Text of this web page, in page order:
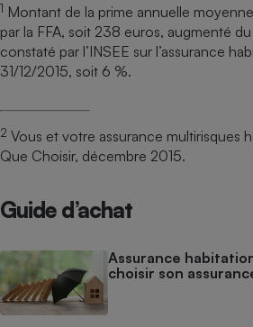
1 Montant de la prime annuelle
par la FFA, soit 238 euros, augmenté
constaté par l’INSEE sur l’assurance
31/12/2015, soit 6 %.
2 Vous et votre assurance multirisques
Que Choisir, décembre 2015.
Guide d’achat
Assurance
choisir son